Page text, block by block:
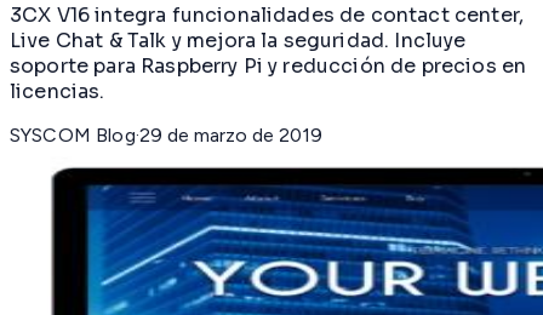
3CX V16 integra funcionalidades de contact center,
Live Chat & Talk y mejora la seguridad. Incluye
soporte para Raspberry Pi y reducción de precios en
licencias.
SYSCOM Blog·29 de marzo de 2019